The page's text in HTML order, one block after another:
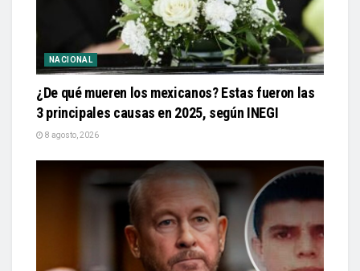
NACIONAL
¿De qué mueren los mexicanos? Estas fueron las
3 principales causas en 2025, según INEGI
8 agosto, 2026